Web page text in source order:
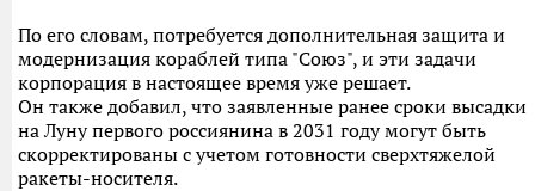
По его словам, потребуется дополнительная защита и
модернизация кораблей типа "Союз", и эти задачи
корпорация в настоящее время уже решает.
Он также добавил, что заявленные ранее сроки высадки
на Луну первого россиянина в 2031 году могут быть
скорректированы с учетом готовности сверхтяжелой
ракеты-носителя.